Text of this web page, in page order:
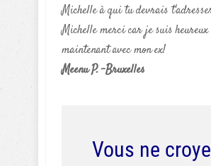
Michelle à qui tu devrais
Michelle merci car je suis heureux
maintenant avec mon ex!
Meenu P. -Bruxelles
Vous ne